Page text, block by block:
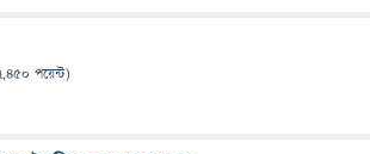
পয়েন্ট)